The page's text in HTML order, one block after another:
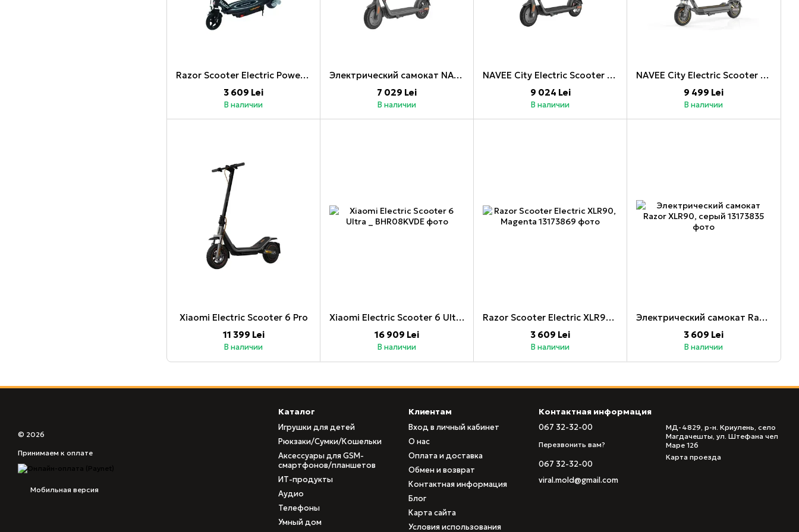
Razor Scooter Electric Power Core E90 Black Label
3 609 Lei
В наличии
Электрический самокат NAVEE City V25i Pro, 600 Вт, 25 км/ч, 10 дюймов
7 029 Lei
В наличии
NAVEE City Electric Scooter V40i Pro 700W 25km/h 10"
9 024 Lei
В наличии
NAVEE City Electric Scooter GT3 Pro 1000W 25 км/ч 10 дюймов
9 499 Lei
В наличии
Xiaomi Electric Scooter 6 Pro
11 399 Lei
В наличии
Xiaomi Electric Scooter 6 Ultra _
16 909 Lei
В наличии
Razor Scooter Electric XLR90, Magenta
3 609 Lei
В наличии
Электрический самокат Razor XLR90, серый
3 609 Lei
В наличии
© 2026
Принимаем к оплате
Мобильная версия
Каталог
Игрушки для детей
Рюкзаки/Сумки/Кошельки
Аксессуары для GSM-
смартфонов/планшетов
ИТ-продукты
Аудио
Телефоны
Умный дом
Клиентам
Вход в личный кабинет
О нас
Оплата и доставка
Обмен и возврат
Контактная информация
Блог
Карта сайта
Условия использования
Контактная информация
067 32-32-00
Перезвонить вам?
067 32-32-00
viral.mold@gmail.com
МД-4829, р-н. Криулень, село
Магдачешты, ул. Штефана чел
Маре 126
Карта проезда